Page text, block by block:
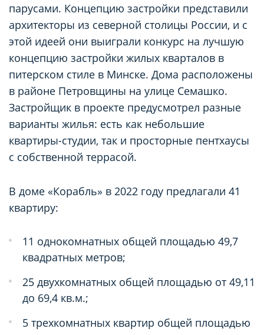
парусами. Концепцию застройки представили
архитекторы из северной столицы России, и с
этой идеей они выиграли конкурс на лучшую
концепцию застройки жилых кварталов в
питерском стиле в Минске. Дома расположены
в районе Петровщины на улице Семашко.
Застройщик в проекте предусмотрел разные
варианты жилья: есть как небольшие
квартиры-студии, так и просторные пентхаусы
с собственной террасой.
В доме «Корабль» в 2022 году предлагали 41
квартиру:
11 однокомнатных общей площадью 49,7
квадратных метров;
25 двухкомнатных общей площадью от 49,11
до 69,4 кв.м.;
5 трехкомнатных квартир общей площадью